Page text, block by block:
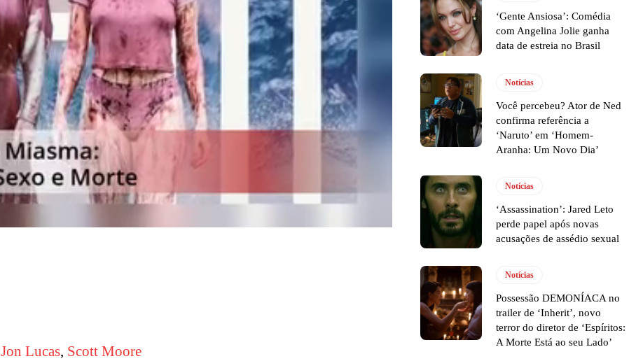
Jon Lucas, Scott Moore
‘Gente Ansiosa’: Comédia
com Angelina Jolie ganha
data de estreia no Brasil
Notícias
Você percebeu? Ator de Ned
confirma referência a
‘Naruto’ em ‘Homem-
Aranha: Um Novo Dia’
Notícias
‘Assassination’: Jared Leto
perde papel após novas
acusações de assédio sexual
Notícias
Possessão DEMONÍACA no
trailer de ‘Inherit’, novo
terror do diretor de ‘Espíritos:
A Morte Está ao seu Lado’